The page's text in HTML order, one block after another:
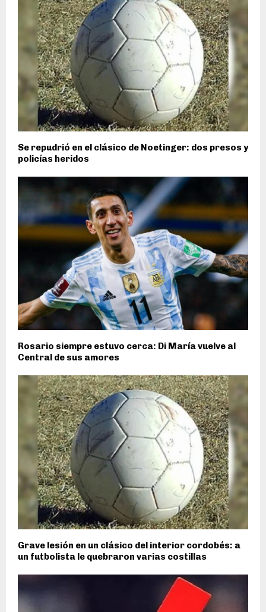
Se repudrió en el clásico de Noetinger: dos presos y
policías heridos
Rosario siempre estuvo cerca: Di María vuelve al
Central de sus amores
Grave lesión en un clásico del interior cordobés: a
un futbolista le quebraron varias costillas